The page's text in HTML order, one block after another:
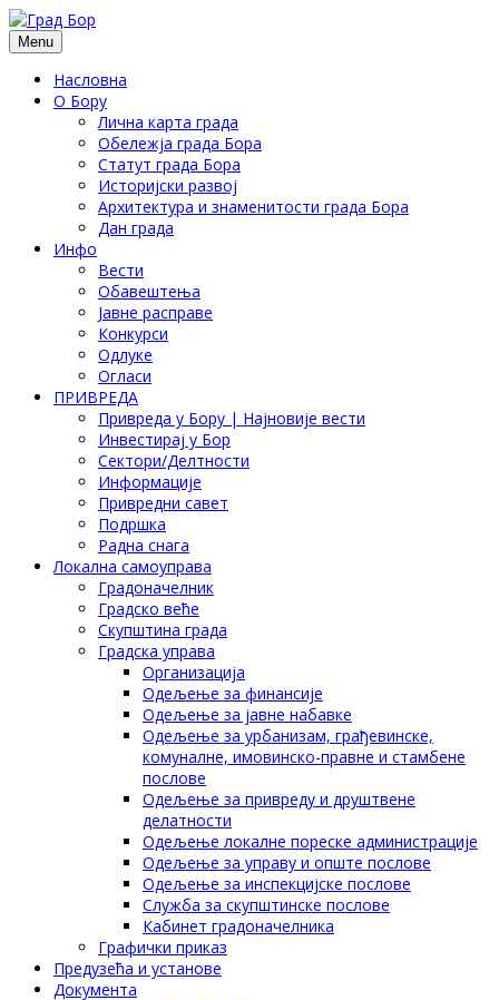
Menu
Насловна
О Бору
Лична карта града
Обележја града Бора
Статут града Бора
Историјски развој
Архитектура и знаменитости града Бора
Дан града
Инфо
Вести
Обавештења
Јавне расправе
Конкурси
Одлуке
Огласи
ПРИВРЕДА
Привреда у Бору | Најновије вести
Инвестирај у Бор
Сектори/Делтности
Информације
Привредни савет
Подршка
Радна снага
Локална самоуправа
Градоначелник
Градско веће
Скупштина града
Градска управа
Организација
Одељење за финансије
Одељење за јавне набавке
Одељење за урбанизам, грађевинске,
комуналне, имовинско-правне и стамбене
послове
Одељење за привреду и друштвене
делатности
Одељење локалне пореске администрације
Одељење за управу и опште послове
Одељење за инспекцијске послове
Служба за скупштинске послове
Кабинет градоначелника
Графички приказ
Предузећа и установе
Документа